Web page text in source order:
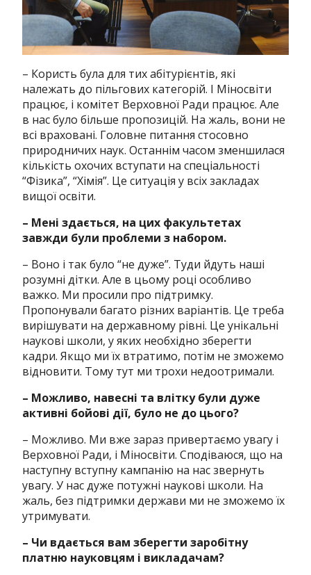
– Користь була для тих абітурієнтів, які
належать до пільгових категорій. І Міносвіти
працює, і комітет Верховної Ради працює. Але
в нас було більше пропозицій. На жаль, вони не
всі враховані. Головне питання стосовно
природничих наук. Останнім часом зменшилася
кількість охочих вступати на спеціальності
“Фізика”, “Хімія”. Це ситуація у всіх закладах
вищої освіти.
– Мені здається, на цих факультетах
завжди були проблеми з набором.
– Воно і так було “не дуже”. Туди йдуть наші
розумні дітки. Але в цьому році особливо
важко. Ми просили про підтримку.
Пропонували багато різних варіантів. Це треба
вирішувати на державному рівні. Це унікальні
наукові школи, у яких необхідно зберегти
кадри. Якщо ми їх втратимо, потім не зможемо
відновити. Тому тут ми трохи недоотримали.
– Можливо, навесні та влітку були дуже
активні бойові дії, було не до цього?
– Можливо. Ми вже зараз привертаємо увагу і
Верховної Ради, і Міносвіти. Сподіваюся, що на
наступну вступну кампанію на нас звернуть
увагу. У нас дуже потужні наукові школи. На
жаль, без підтримки держави ми не зможемо їх
утримувати.
– Чи вдається вам зберегти заробітну
платню науковцям і викладачам?